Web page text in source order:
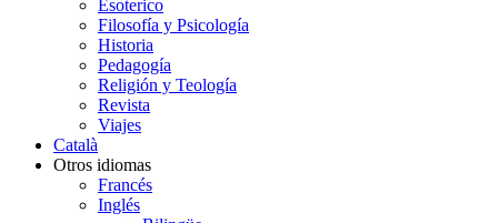
Esoterico
Filosofía y Psicología
Historia
Pedagogía
Religión y Teología
Revista
Viajes
Català
Otros idiomas
Francés
Inglés